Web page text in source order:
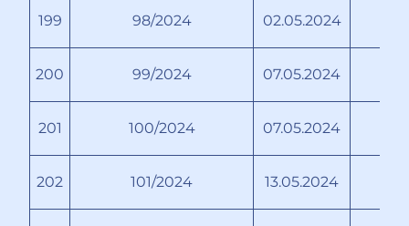
199 98/2024 02.05.2024
200 99/2024 07.05.2024
201 100/2024 07.05.2024
202 101/2024 13.05.2024